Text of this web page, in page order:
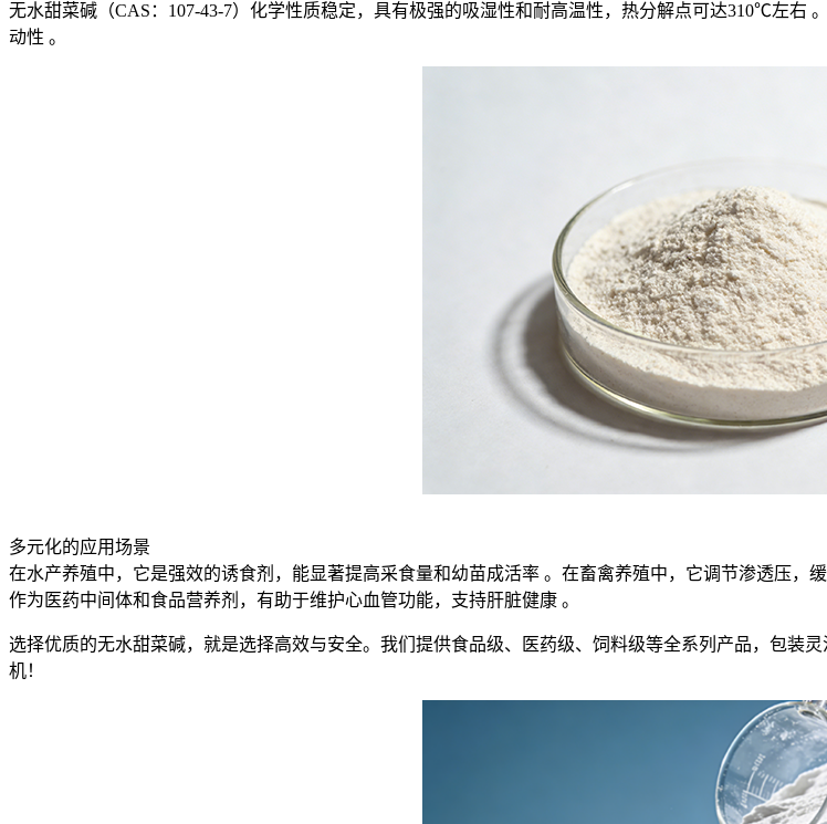
无水甜菜碱（CAS：107-43-7）化学性质稳定，具有极强的吸湿性和耐高温性，热分解点可达310℃左右
动性 。
多元化的应用场景
在水产养殖中，它是强效的诱食剂，能显著提高采食量和幼苗成活率 。在畜禽养殖中，它调节渗透压
作为医药中间体和食品营养剂，有助于维护心血管功能，支持肝脏健康 。
选择优质的无水甜菜碱，就是选择高效与安全。我们提供食品级、医药级、饲料级等全系列产品，包装
机！